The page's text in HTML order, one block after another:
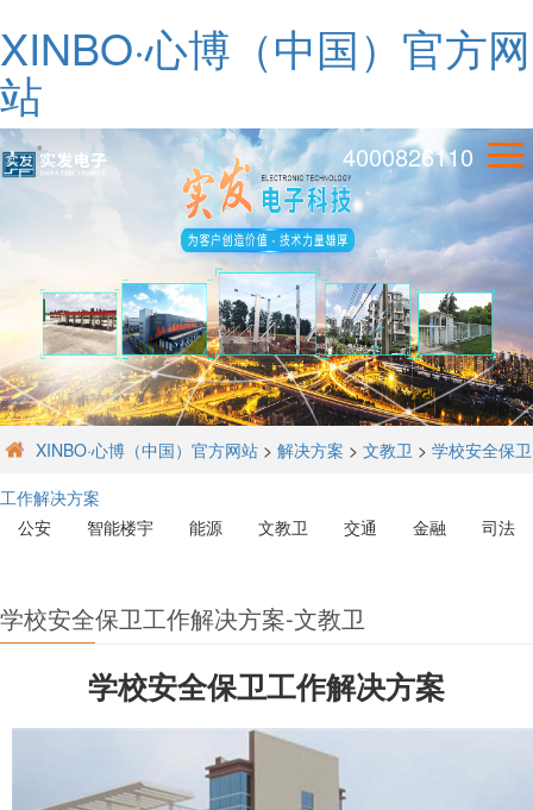
XINBO·心博（中国）官方网
站
4000826110
XINBO·心博（中国）官方网站 > 解决方案 > 文教卫 > 学校安全保卫
工作解决方案
公安
智能楼宇 能源 文教卫 交通 金融 司法
学校安全保卫工作解决方案-文教卫
学校安全保卫工作解决方案